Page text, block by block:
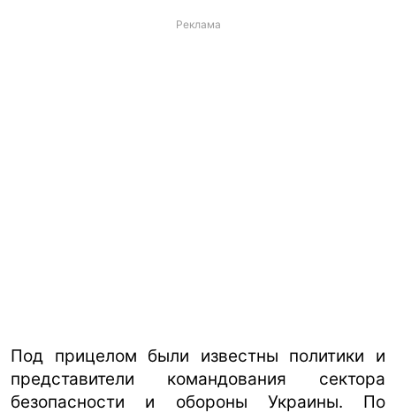
Реклама
Под прицелом были известны политики и
представители командования сектора
безопасности и обороны Украины. По